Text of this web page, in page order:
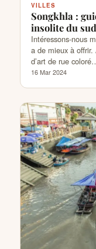
VILLES
Songkhla :
insolite du
Intéressons-nous
a de mieux à offrir.
d’art de rue
16 Mar 2024